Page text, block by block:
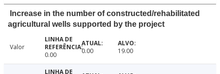
Increase in the number of constructed/rehabilitated
agricultural wells supported by the project
Valor
0.00
0.00 19.00